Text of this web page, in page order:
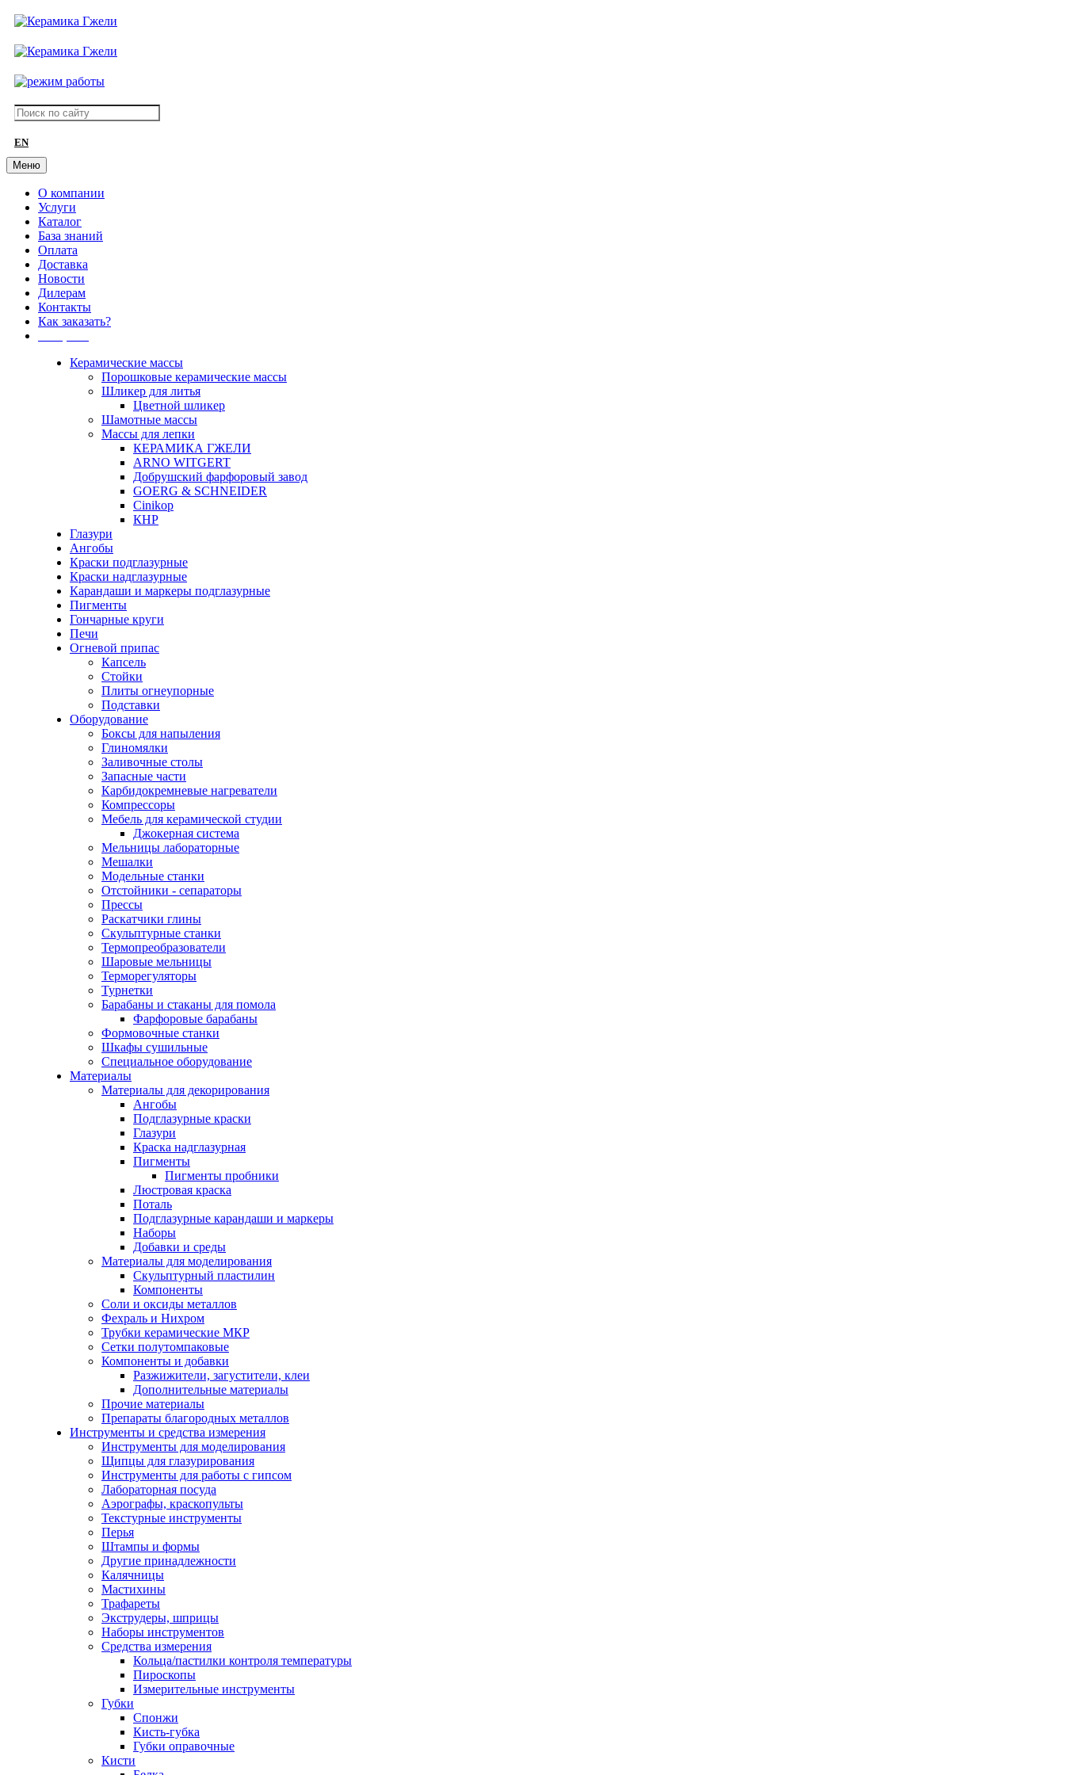
EN
Меню
О компании
Услуги
Каталог
База знаний
Оплата
Доставка
Новости
Дилерам
Контакты
Как заказать?
Керамические массы
Порошковые керамические массы
Шликер для литья
Цветной шликер
Шамотные массы
Массы для лепки
КЕРАМИКА ГЖЕЛИ
ARNO WITGERT
Добрушский фарфоровый завод
GOERG & SCHNEIDER
Cinikop
КНР
Глазури
Ангобы
Краски подглазурные
Краски надглазурные
Карандаши и маркеры подглазурные
Пигменты
Гончарные круги
Печи
Огневой припас
Капсель
Стойки
Плиты огнеупорные
Подставки
Оборудование
Боксы для напыления
Глиномялки
Заливочные столы
Запасные части
Карбидокремневые нагреватели
Компрессоры
Мебель для керамической студии
Джокерная система
Мельницы лабораторные
Мешалки
Модельные станки
Отстойники - сепараторы
Прессы
Раскатчики глины
Скульптурные станки
Термопреобразователи
Шаровые мельницы
Терморегуляторы
Турнетки
Барабаны и стаканы для помола
Фарфоровые барабаны
Формовочные станки
Шкафы сушильные
Специальное оборудование
Материалы
Материалы для декорирования
Ангобы
Подглазурные краски
Глазури
Краска надглазурная
Пигменты
Пигменты пробники
Люстровая краска
Поталь
Подглазурные карандаши и маркеры
Наборы
Добавки и среды
Материалы для моделирования
Скульптурный пластилин
Компоненты
Соли и оксиды металлов
Фехраль и Нихром
Трубки керамические МКР
Сетки полутомпаковые
Компоненты и добавки
Разжижители, загустители, клеи
Дополнительные материалы
Прочие материалы
Препараты благородных металлов
Инструменты и средства измерения
Инструменты для моделирования
Щипцы для глазурирования
Инструменты для работы с гипсом
Лабораторная посуда
Аэрографы, краскопульты
Текстурные инструменты
Перья
Штампы и формы
Другие принадлежности
Калячницы
Мастихины
Трафареты
Экструдеры, шприцы
Наборы инструментов
Средства измерения
Кольца/пастилки контроля температуры
Пироскопы
Измерительные инструменты
Губки
Спонжи
Кисть-губка
Губки оправочные
Кисти